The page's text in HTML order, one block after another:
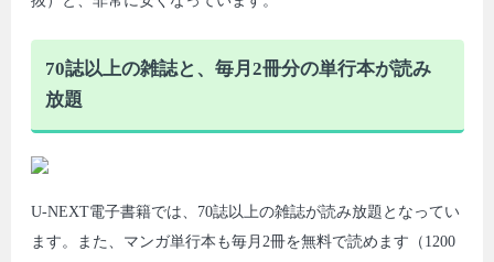
70誌以上の雑誌と、毎月2冊分の単行本が読み
放題
U-NEXT電子書籍では、70誌以上の雑誌が読み放題となってい
ます。また、マンガ単行本も毎月2冊を無料で読めます（1200